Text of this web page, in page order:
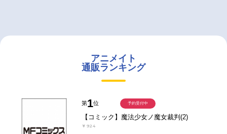
アニメイト
通販ランキング
第1位
【コミック】魔法少女ノ魔女裁判(2)
￥924
予約受付中